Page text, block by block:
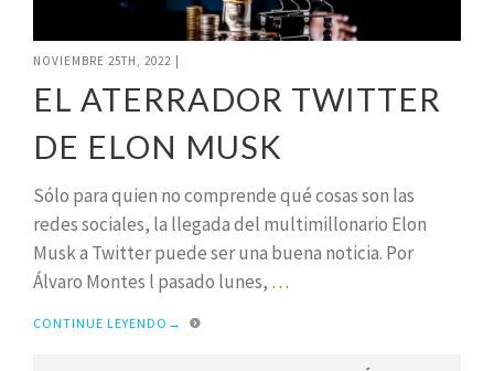
NOVIEMBRE 25TH, 2022
EL ATERRADOR TWITTER
DE ELON MUSK
Sólo para quien no comprende qué cosas son las
redes sociales, la llegada del multimillonario Elon
Musk a Twitter puede ser una buena noticia. Por
Álvaro Montes l pasado lunes, …
CONTINUE LEYENDO →